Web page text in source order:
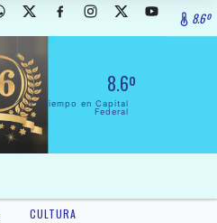
8.6º
8.6º
El Tiempo en Capital
Federal
CULTURA